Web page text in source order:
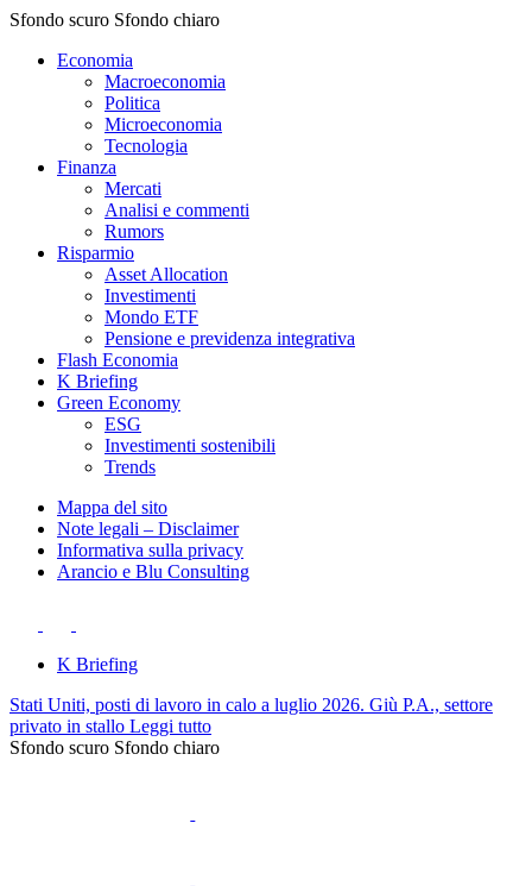
Sfondo scuro Sfondo chiaro
Economia
Macroeconomia
Politica
Microeconomia
Tecnologia
Finanza
Mercati
Analisi e commenti
Rumors
Risparmio
Asset Allocation
Investimenti
Mondo ETF
Pensione e previdenza integrativa
Flash Economia
K Briefing
Green Economy
ESG
Investimenti sostenibili
Trends
Mappa del sito
Note legali – Disclaimer
Informativa sulla privacy
Arancio e Blu Consulting
K Briefing
Stati Uniti, posti di lavoro in calo a luglio 2026. Giù P.A., settore
privato in stallo Leggi tutto
Sfondo scuro Sfondo chiaro